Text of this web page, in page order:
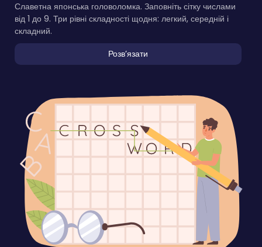
Славетна японська головоломка. Заповніть сітку числами
від 1 до 9. Три рівні складності щодня: легкий, середній і
складний.
Розвʼязати